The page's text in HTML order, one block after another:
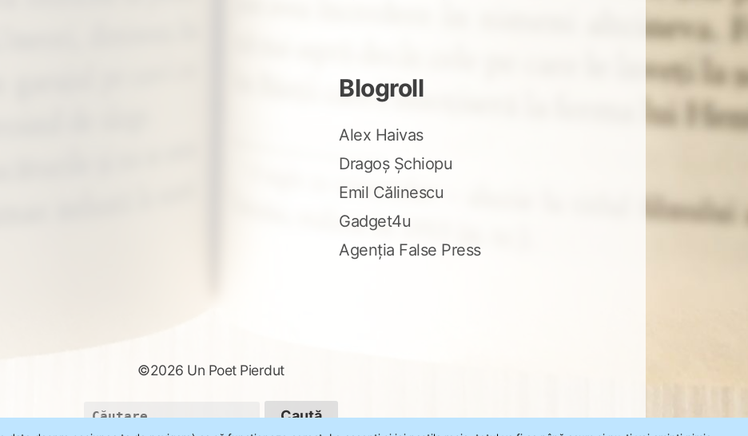
Blogroll
Alex Haivas
Dragoș Șchiopu
Emil Călinescu
Gadget4u
Agenția False Press
©2026 Un Poet Pierdut
Caută